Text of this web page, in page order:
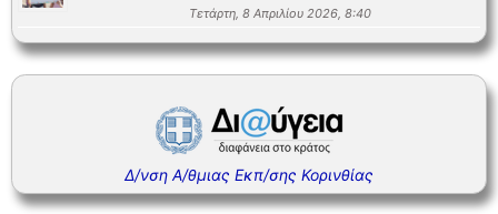
Τετάρτη, 8 Απριλίου 2026, 8:40
Δ/νση Α/θμιας Εκπ/σης Κορινθίας